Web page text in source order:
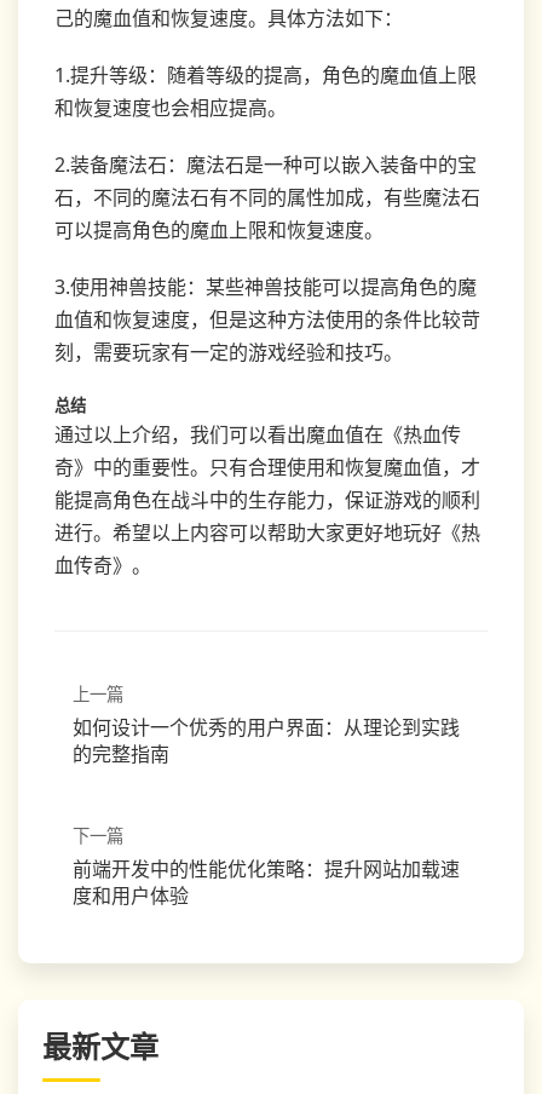
己的魔血值和恢复速度。具体方法如下：
1.提升等级：随着等级的提高，角色的魔血值上限
和恢复速度也会相应提高。
2.装备魔法石：魔法石是一种可以嵌入装备中的宝
石，不同的魔法石有不同的属性加成，有些魔法石
可以提高角色的魔血上限和恢复速度。
3.使用神兽技能：某些神兽技能可以提高角色的魔
血值和恢复速度，但是这种方法使用的条件比较苛
刻，需要玩家有一定的游戏经验和技巧。
总结
通过以上介绍，我们可以看出魔血值在《热血传
奇》中的重要性。只有合理使用和恢复魔血值，才
能提高角色在战斗中的生存能力，保证游戏的顺利
进行。希望以上内容可以帮助大家更好地玩好《热
血传奇》。
上一篇
如何设计一个优秀的用户界面：从理论到实践
的完整指南
下一篇
前端开发中的性能优化策略：提升网站加载速
度和用户体验
最新文章